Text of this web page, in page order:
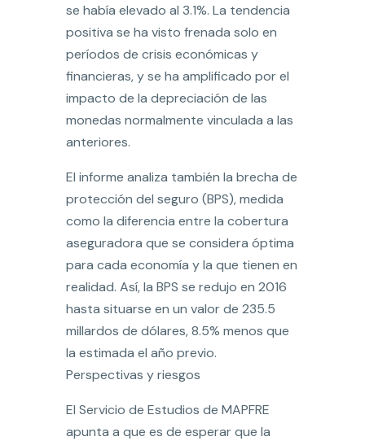
se había elevado al 3.1%. La tendencia
positiva se ha visto frenada solo en
períodos de crisis económicas y
financieras, y se ha amplificado por el
impacto de la depreciación de las
monedas normalmente vinculada a las
anteriores.
El informe analiza también la brecha de
protección del seguro (BPS), medida
como la diferencia entre la cobertura
aseguradora que se considera óptima
para cada economía y la que tienen en
realidad. Así, la BPS se redujo en 2016
hasta situarse en un valor de 235.5
millardos de dólares, 8.5% menos que
la estimada el año previo.
Perspectivas y riesgos
El Servicio de Estudios de MAPFRE
apunta a que es de esperar que la